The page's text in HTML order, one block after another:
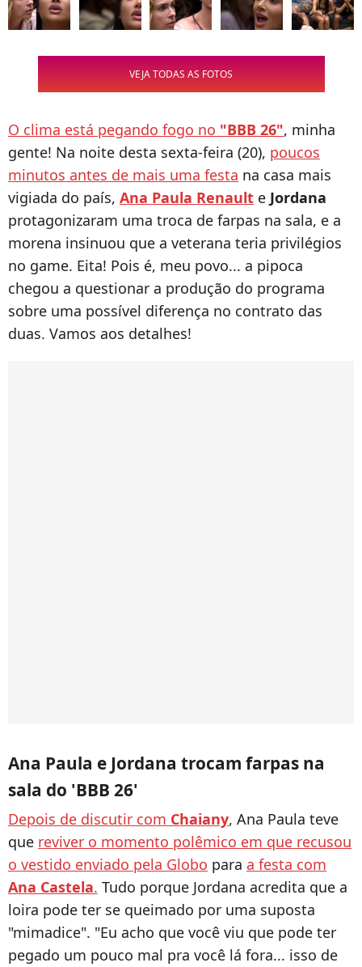
VEJA TODAS AS FOTOS
O clima está pegando fogo no "BBB 26", minha
gente! Na noite desta sexta-feira (20), poucos
minutos antes de mais uma festa na casa mais
vigiada do país, Ana Paula Renault e Jordana
protagonizaram uma troca de farpas na sala, e a
morena insinuou que a veterana teria privilégios
no game. Eita! Pois é, meu povo... a pipoca
chegou a questionar a produção do programa
sobre uma possível diferença no contrato das
duas. Vamos aos detalhes!
Ana Paula e Jordana trocam farpas na
sala do 'BBB 26'
Depois de discutir com Chaiany, Ana Paula teve
que reviver o momento polêmico em que recusou
o vestido enviado pela Globo para a festa com
Ana Castela. Tudo porque Jordana acredita que a
loira pode ter se queimado por uma suposta
"mimadice". "Eu acho que você viu que pode ter
pegado um pouco mal pra você lá fora... isso de